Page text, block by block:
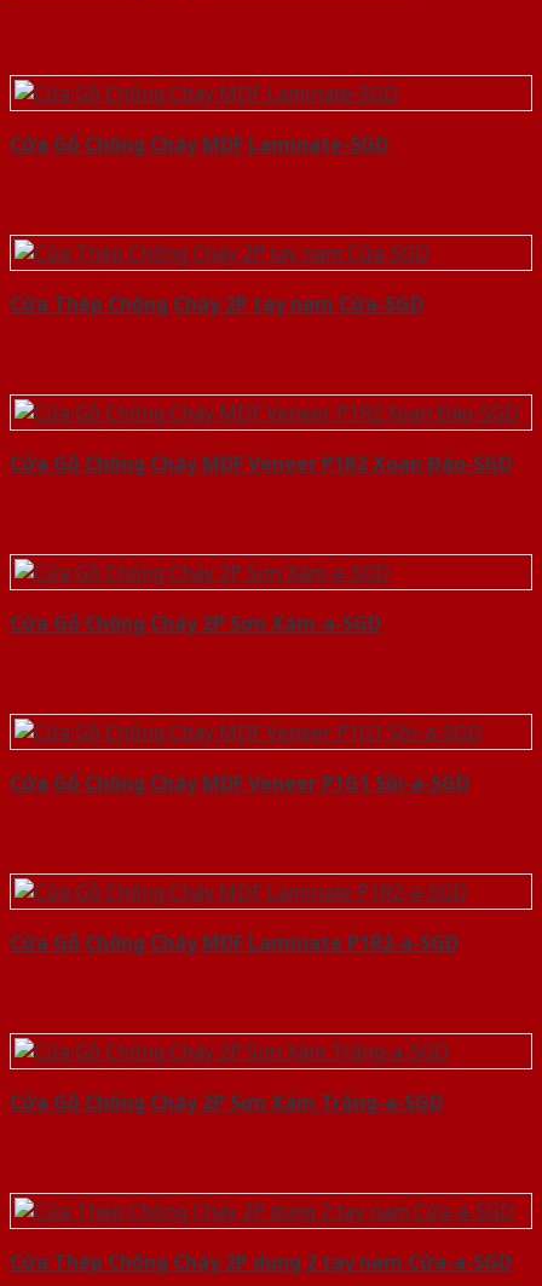
Cửa Gỗ Chống Cháy MDF Laminate-SGD
Cửa Thép Chống Cháy 2P tay nam Cửa-SGD
Cửa Gỗ Chống Cháy MDF Veneer P1R2 Xoan Đào-SGD
Cửa Gỗ Chống Cháy 2P Sơn Xám-a-SGD
Cửa Gỗ Chống Cháy MDF Veneer P1G1 Sồi-a-SGD
Cửa Gỗ Chống Cháy MDF Laminate P1R2-a-SGD
Cửa Gỗ Chống Cháy 2P Sơn Xám Trắng-a-SGD
Cửa Thép Chống Cháy 2P dung 2 tay nam Cửa-a-SGD